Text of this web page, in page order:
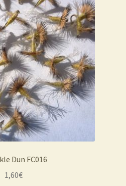
Dun FC016
1,60€